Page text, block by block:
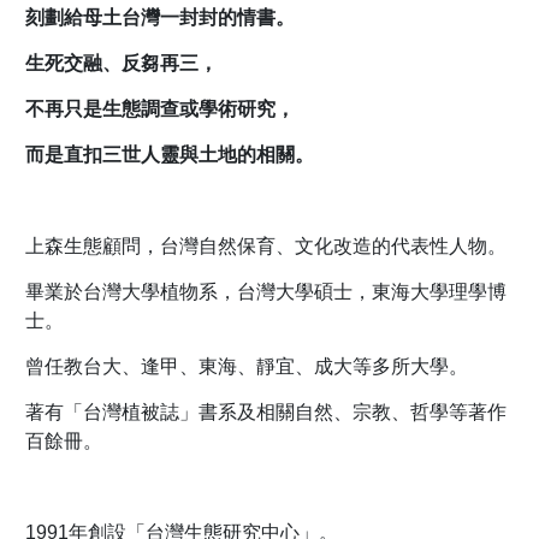
刻劃給母土台灣一封封的情書。
生死交融、反芻再三，
不再只是生態調查或學術研究，
而是直扣三世人靈與土地的相關。
上森生態顧問，台灣自然保育、文化改造的代表性人物。
畢業於台灣大學植物系，台灣大學碩士，東海大學理學博
士。
曾任教台大、逢甲、東海、靜宜、成大等多所大學。
著有「台灣植被誌」書系及相關自然、宗教、哲學等著作
百餘冊。
1991年創設「台灣生態研究中心」。